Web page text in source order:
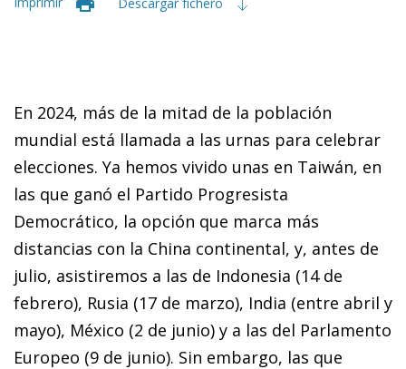
En 2024, más de la mitad de la población
mundial está llamada a las urnas para celebrar
elecciones. Ya hemos vivido unas en Taiwán, en
las que ganó el Partido Progresista
Democrático, la opción que marca más
distancias con la China continental, y, antes de
julio, asistiremos a las de Indonesia (14 de
febrero), Rusia (17 de marzo), India (entre abril y
mayo), México (2 de junio) y a las del Parlamento
Europeo (9 de junio). Sin embargo, las que